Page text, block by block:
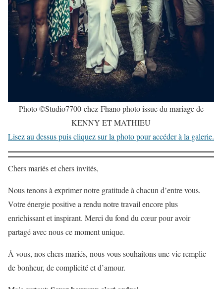
Photo ©Studio7700-chez-Fhano photo issue du mariage de
KENNY ET MATHIEU
Lisez au dessus puis cliquez sur la photo pour accéder à la galerie.
Chers mariés et chers invités,
Nous tenons à exprimer notre gratitude à chacun d’entre vous.
Votre énergie positive a rendu notre travail encore plus
enrichissant et inspirant. Merci du fond du cœur pour avoir
partagé avec nous ce moment unique.
À vous, nos chers mariés, nous vous souhaitons une vie remplie
de bonheur, de complicité et d’amour.